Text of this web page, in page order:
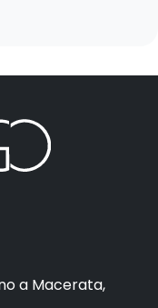
a Macerata,